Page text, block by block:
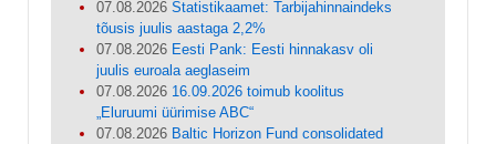
07.08.2026 Statistikaamet: Tarbijahinnaindeks
tõusis juulis aastaga 2,2%
07.08.2026 Eesti Pank: Eesti hinnakasv oli
juulis euroala aeglaseim
07.08.2026 16.09.2026 toimub koolitus
„Eluruumi üürimise ABC“
07.08.2026 Baltic Horizon Fund consolidated